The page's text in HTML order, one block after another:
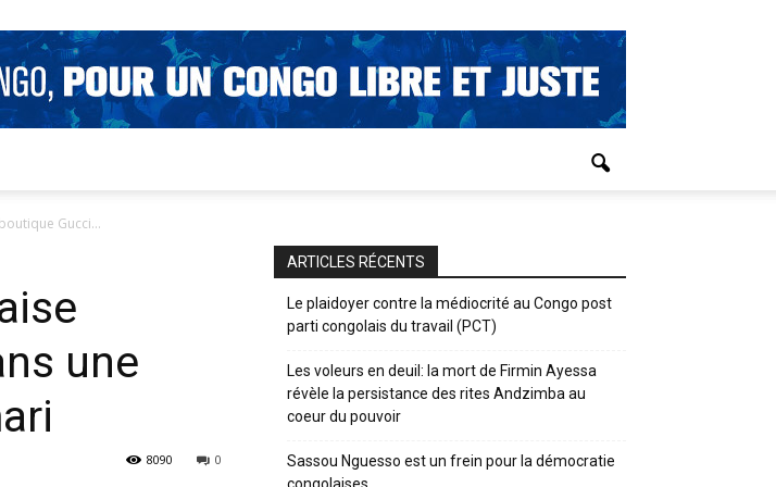
Gucci...
une
0
8090
ARTICLES RÉCENTS
Le plaidoyer contre la médiocrité au Congo post
parti congolais du travail (PCT)
Les voleurs en deuil: la mort de Firmin Ayessa
révèle la persistance des rites Andzimba au
coeur du pouvoir
Sassou Nguesso est un frein pour la démocratie